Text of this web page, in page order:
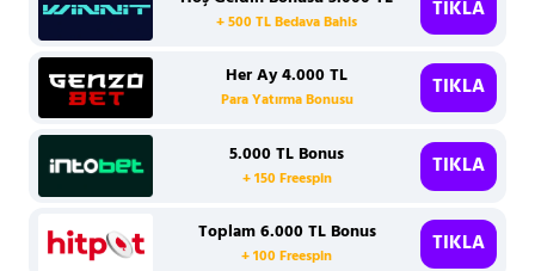
+ 500 TL Bedava Bahis TIKLA
Her Ay 4.000 TL
Para Yatırma Bonusu TIKLA
5.000 TL Bonus
+ 150 Freespin TIKLA
Toplam 6.000 TL Bonus
+ 100 Freespin TIKLA